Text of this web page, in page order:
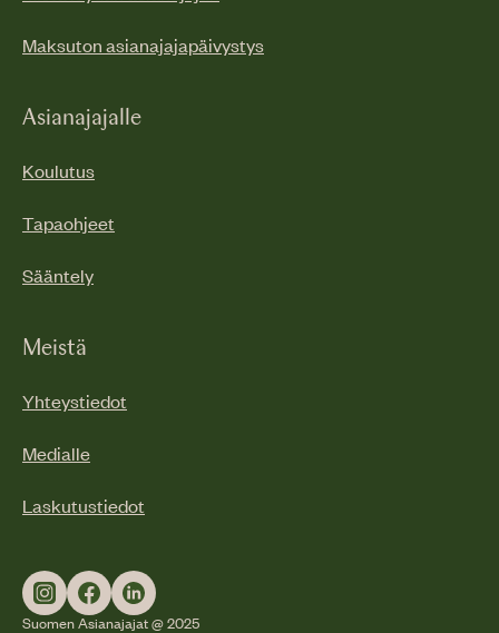
Maksuton asianajajapäivystys
Asianajajalle
Koulutus
Tapaohjeet
Sääntely
Meistä
Yhteystiedot
Medialle
Laskutustiedot
Suomen Asianajajat @ 2025